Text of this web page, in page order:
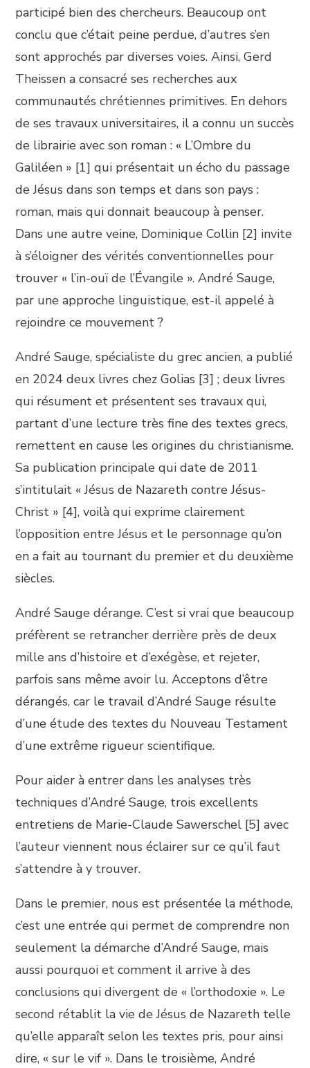
participé bien des chercheurs. Beaucoup ont
conclu que c’était peine perdue, d’autres s’en
sont approchés par diverses voies. Ainsi, Gerd
Theissen a consacré ses recherches aux
communautés chrétiennes primitives. En dehors
de ses travaux universitaires, il a connu un succès
de librairie avec son roman : « L’Ombre du
Galiléen » [1] qui présentait un écho du passage
de Jésus dans son temps et dans son pays :
roman, mais qui donnait beaucoup à penser.
Dans une autre veine, Dominique Collin [2] invite
à s’éloigner des vérités conventionnelles pour
trouver « l’in-ouï de l’Évangile ». André Sauge,
par une approche linguistique, est-il appelé à
rejoindre ce mouvement ?
André Sauge, spécialiste du grec ancien, a publié
en 2024 deux livres chez Golias [3] ; deux livres
qui résument et présentent ses travaux qui,
partant d’une lecture très fine des textes grecs,
remettent en cause les origines du christianisme.
Sa publication principale qui date de 2011
s’intitulait « Jésus de Nazareth contre Jésus-
Christ » [4], voilà qui exprime clairement
l’opposition entre Jésus et le personnage qu’on
en a fait au tournant du premier et du deuxième
siècles.
André Sauge dérange. C’est si vrai que beaucoup
préfèrent se retrancher derrière près de deux
mille ans d’histoire et d’exégèse, et rejeter,
parfois sans même avoir lu. Acceptons d’être
dérangés, car le travail d’André Sauge résulte
d’une étude des textes du Nouveau Testament
d’une extrême rigueur scientifique.
Pour aider à entrer dans les analyses très
techniques d’André Sauge, trois excellents
entretiens de Marie-Claude Sawerschel [5] avec
l’auteur viennent nous éclairer sur ce qu’il faut
s’attendre à y trouver.
Dans le premier, nous est présentée la méthode,
c’est une entrée qui permet de comprendre non
seulement la démarche d’André Sauge, mais
aussi pourquoi et comment il arrive à des
conclusions qui divergent de « l’orthodoxie ». Le
second rétablit la vie de Jésus de Nazareth telle
qu’elle apparaît selon les textes pris, pour ainsi
dire, « sur le vif ». Dans le troisième, André